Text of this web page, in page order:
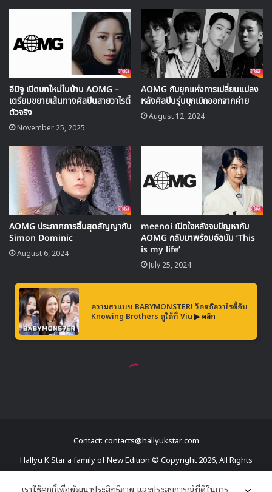
Contact: contacts@hallyukstar.com
Hallyu K Star a family of New Edition © Copyright 2026, All Rights
เราใช้คุกกี้เพื่อพัฒนาประสิทธิภาพ และประสบการณ์ที่ดีในการ